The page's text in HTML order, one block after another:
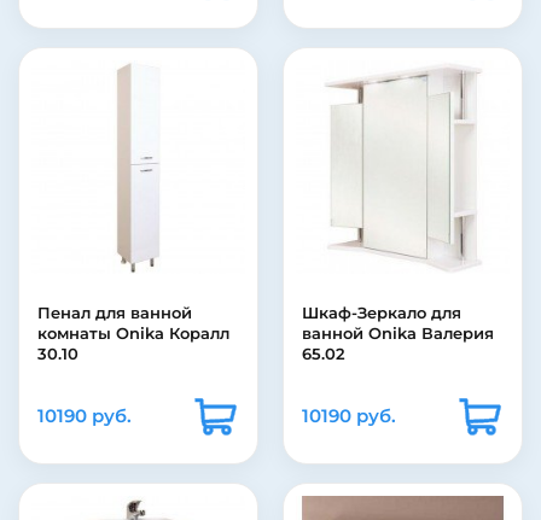
Пенал для ванной
комнаты Onika Коралл
30.10
10190 руб.
Шкаф-Зеркало для
ванной Onika Валерия
65.02
10190 руб.